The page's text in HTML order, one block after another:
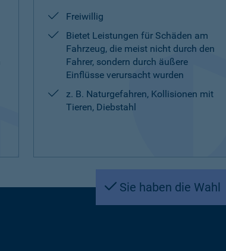
Freiwillig
Bietet Leistungen für Schäden am
Fahrzeug, die meist nicht durch den
Fahrer, sondern durch äußere
Einflüsse verursacht wurden
z. B. Naturgefahren, Kollisionen mit
Tieren, Diebstahl
Sie haben die Wahl